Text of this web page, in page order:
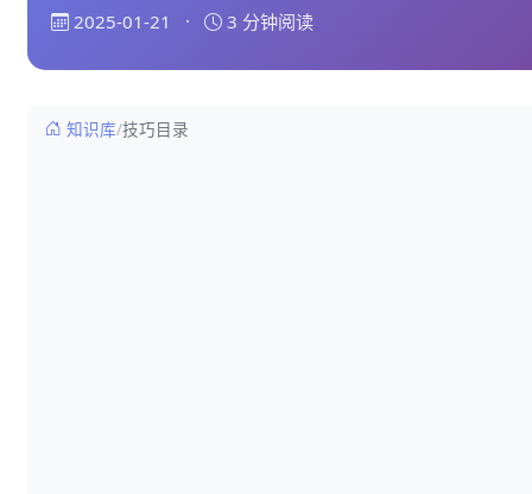
2025-01-21 · 3 分钟阅读
知识库/技巧目录